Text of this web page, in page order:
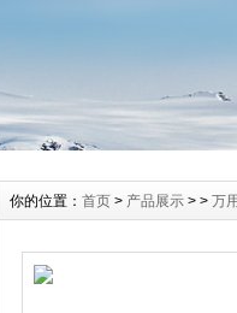
你的位置： 首页 > 产品展示 > > 万